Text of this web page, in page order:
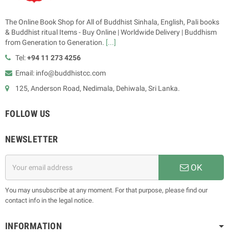
The Online Book Shop for All of Buddhist Sinhala, English, Pali books
& Buddhist ritual Items - Buy Online | Worldwide Delivery | Buddhism
from Generation to Generation. [...]
Tel:+94 11 273 4256
Email: info@buddhistcc.com
125, Anderson Road, Nedimala, Dehiwala, Sri Lanka.
FOLLOW US
NEWSLETTER
OK
You may unsubscribe at any moment. For that purpose, please find our
contact info in the legal notice.
INFORMATION